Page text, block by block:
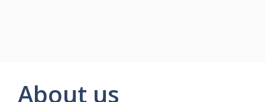
About us